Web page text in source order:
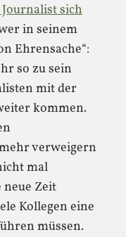
Journalist sich
in seinem
Ehrensache“:
so zu sein
mit der
kommen.
verweigern
mal
neue Zeit
Kollegen eine
müssen.